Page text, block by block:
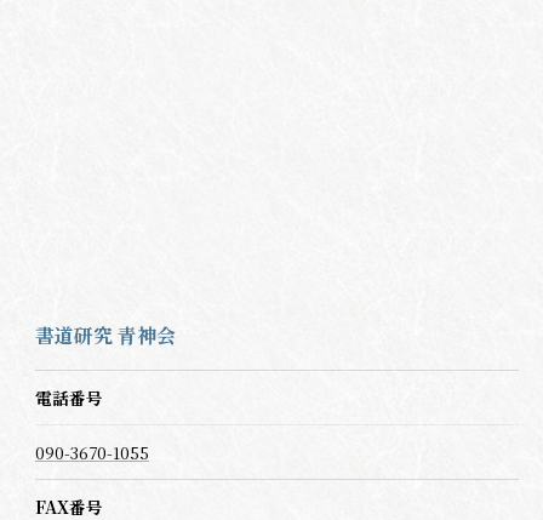
書道研究 青神会
電話番号
090-3670-1055
FAX番号